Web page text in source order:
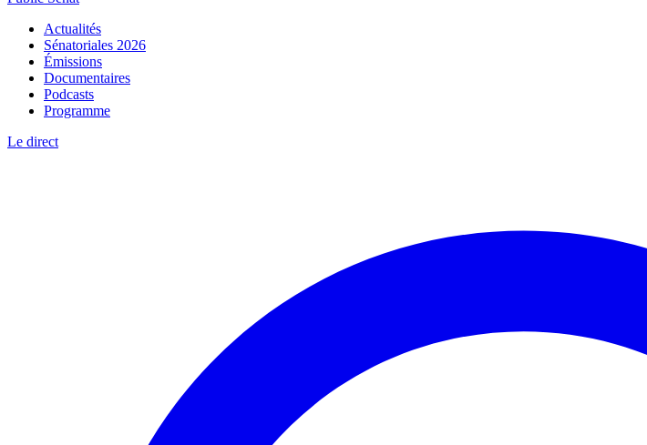
Actualités
Sénatoriales 2026
Émissions
Documentaires
Podcasts
Programme
Le direct